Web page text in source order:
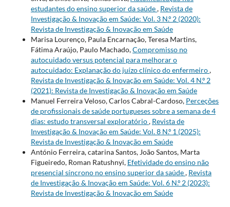
estudantes do ensino superior da saúde, Revista de
Investigação & Inovação em Saúde: Vol. 3 N.º 2 (2020):
Revista de Investigação & Inovação em Saúde
Marisa Lourenço, Paula Encarnação, Teresa Martins,
Fátima Araújo, Paulo Machado,Compromisso no
autocuidado versus potencial para melhorar o
autocuidado: Explanação do juízo clínico do enfermeiro,
Revista de Investigação & Inovação em Saúde: Vol. 4 N.º 2
(2021): Revista de Investigação & Inovação em Saúde
Manuel Ferreira Veloso, Carlos Cabral-Cardoso, Perceções
de profissionais de saúde portugueses sobre a semana de 4
dias: estudo transversal exploratório, Revista de
Investigação & Inovação em Saúde: Vol. 8 N.º 1 (2025):
Revista de Investigação & Inovação em Saúde
António Ferreira, catarina Santos, João Santos, Marta
Figueiredo, Roman Ratushnyi, Efetividade do ensino não
presencial síncrono no ensino superior da saúde, Revista
de Investigação & Inovação em Saúde: Vol. 6 N.º 2 (2023):
Revista de Investigação & Inovação em Saúde